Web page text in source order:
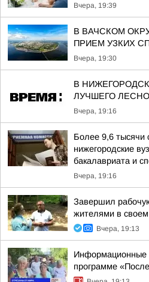
Вчера, 19:39
В ВАЧСКОМ
ПРИЕМ УЗКИХ
Вчера, 19:30
В
ЛУЧШЕГО
Вчера, 19:16
Более 9,6 тысячи
нижегородские
бакалавриата и
Вчера, 19:16
Завершил
жителями в своем
Вчера, 19:13
Информационные
программе